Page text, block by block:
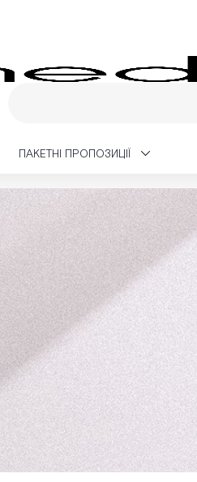
ПАКЕТНІ ПРОПОЗИЦІЇ